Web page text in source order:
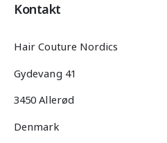
Kontakt
Hair Couture Nordics
Gydevang 41
3450 Allerød
Denmark